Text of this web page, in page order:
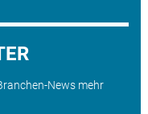
News mehr